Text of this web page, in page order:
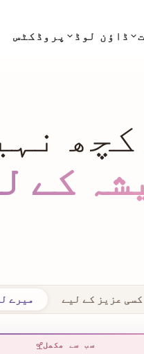
پروڈکٹس ڈاؤن لوڈ
کے
میرے کسی عزیز کے لیے
سب سے مکمل